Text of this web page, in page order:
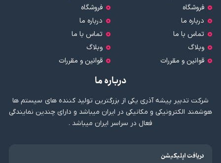
فروشگاه
درباره ما
تماس با ما
وبلاگ
قوانین و مقررات
فروشگاه
درباره ما
تماس با ما
وبلاگ
قوانین و مقررات
درباره ما
شرکت تدبیر پیشه آذری یکی از بزرگترین تولید کننده های سیستم ها
هوشمند الکترونیکی و مکانیکی در ایران میباشد و دارای چندین نمایندگی
فعال در سراسر ایران میباشد .
دریافت اپلیکیشن